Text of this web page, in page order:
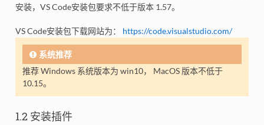
安装，VS Code安装包要求不低于版本 1.57。
VS Code安装包下载网站为： https://code.visualstudio.com/
系统推荐
推荐 Windows 系统版本为 win10， MacOS 版本不低于
10.15。
1.2 安装插件